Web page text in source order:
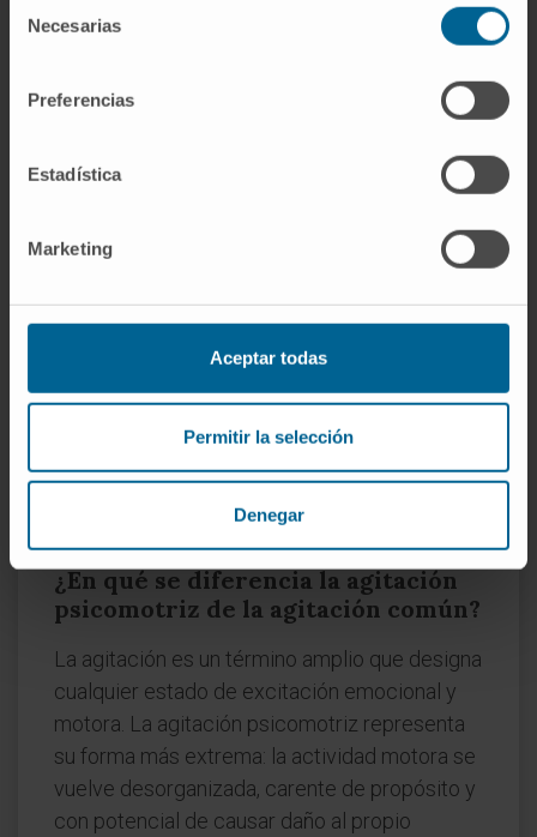
Necesarias
Preferencias
Estadística
Marketing
Aceptar todas
Permitir la selección
Denegar
intoxicaciones por estimulantes, en cuadros
confusionales por fiebre alta o alteraciones
estrés extremo en personas sin enfermedad
delirium asociado a una enfermedad médica
fármacos). La presentación puede ser
confusa porque los ancianos no siempre
manifiestan agitación intensa; a veces el
cuadro alterna fases de agitación con
¿En qué se diferencia la agitación
psicomotriz de la agitación común?
La agitación es un término amplio que designa
cualquier estado de excitación emocional y
motora. La agitación psicomotriz representa
su forma más extrema: la actividad motora se
vuelve desorganizada, carente de propósito y
con potencial de causar daño al propio